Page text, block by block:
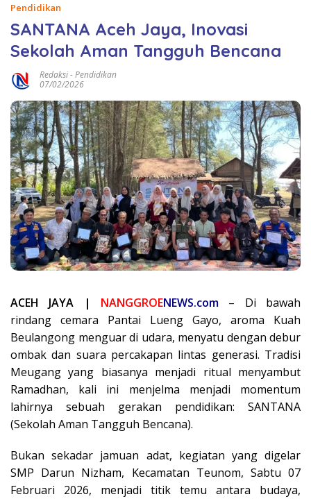
Pendidikan
SANTANA Aceh Jaya, Inovasi
Sekolah Aman Tangguh Bencana
Redaksi-Pendidikan
07/02/2026
ACEH JAYA | NANGGROENEWS.com – Di bawah
rindang cemara Pantai Lueng Gayo, aroma Kuah
Beulangong menguar di udara, menyatu dengan debur
ombak dan suara percakapan lintas generasi. Tradisi
Meugang yang biasanya menjadi ritual menyambut
Ramadhan, kali ini menjelma menjadi momentum
lahirnya sebuah gerakan pendidikan: SANTANA
(Sekolah Aman Tangguh Bencana).
Bukan sekadar jamuan adat, kegiatan yang digelar
SMP Darun Nizham, Kecamatan Teunom, Sabtu 07
Februari 2026, menjadi titik temu antara budaya,